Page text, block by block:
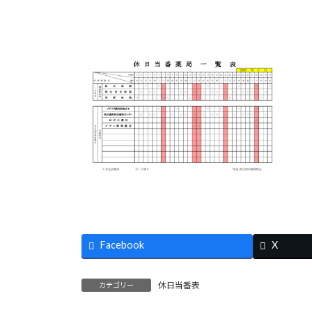
Facebook X
カテゴリー 休日当番表